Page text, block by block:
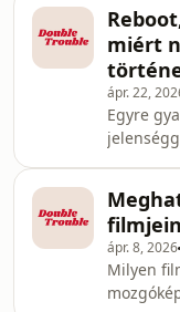
4-esről
epizódot
írnál:
követnél
Patrícia
miért
ápr. 22,
Egyre
a
mik
ápr. 8, 2026
Milyen